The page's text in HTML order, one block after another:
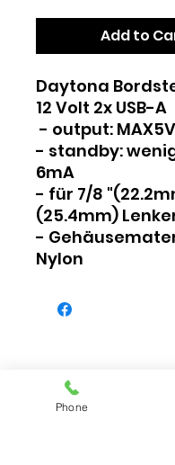
Add to
Daytona
12 Volt 2x USB-A
- output:
- standby:
6mA
- für 7/8
(25.4mm)
-
Nylon
Phone